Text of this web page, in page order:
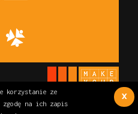
korzystanie ze
zgodę na ich zapis
X